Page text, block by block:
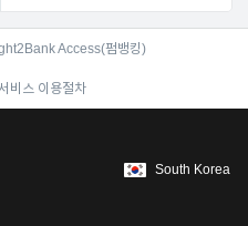
Access(펌뱅킹)
비스 이용절차
South Korea